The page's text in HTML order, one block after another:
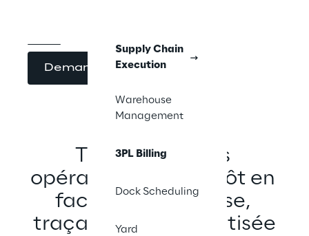
Supply Chain
Execution
Warehouse
Management
3PL Billing
Dock Scheduling
Yard
Demander une demo
Transformez les
opérations d'entrepôt en
facturation précise,
traçable et automatisée